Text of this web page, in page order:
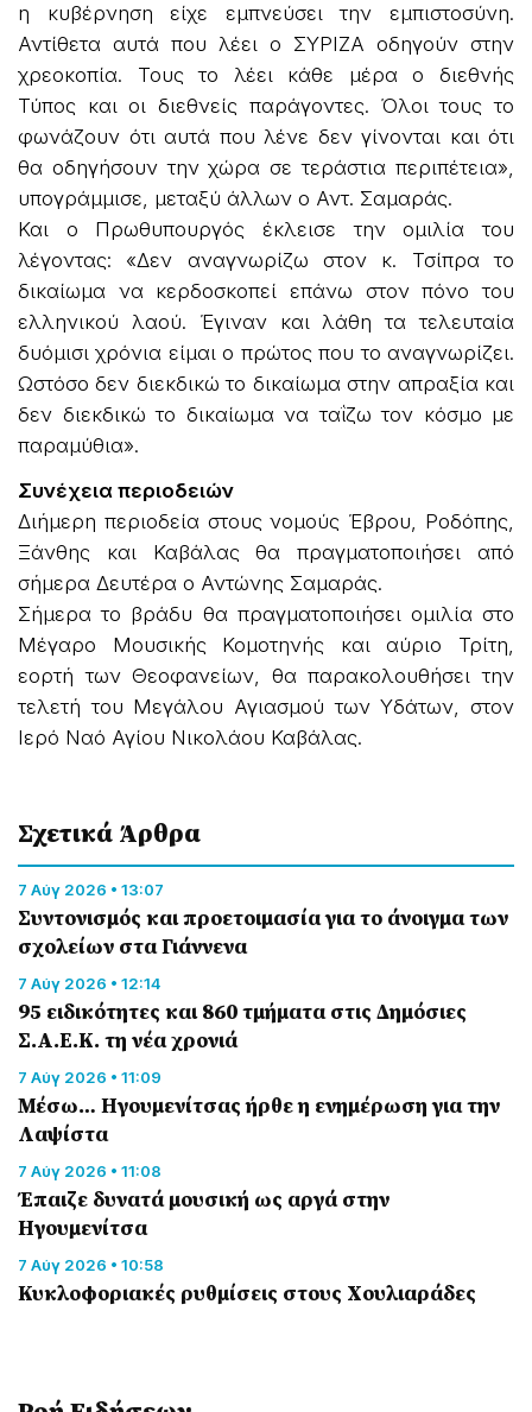
η κυβέρνηση είχε εμπνεύσει την εμπιστοσύνη.
Αντίθετα αυτά που λέει ο ΣΥΡΙΖΑ οδηγούν στην
χρεοκοπία. Τους το λέει κάθε μέρα ο διεθνής
Τύπος και οι διεθνείς παράγοντες. Όλοι τους το
φωνάζουν ότι αυτά που λένε δεν γίνονται και ότι
θα οδηγήσουν την χώρα σε τεράστια περιπέτεια»,
υπογράμμισε, μεταξύ άλλων ο Αντ. Σαμαράς.
Και ο Πρωθυπουργός έκλεισε την ομιλία του
λέγοντας: «Δεν αναγνωρίζω στον κ. Τσίπρα το
δικαίωμα να κερδοσκοπεί επάνω στον πόνο του
ελληνικού λαού. Έγιναν και λάθη τα τελευταία
δυόμισι χρόνια είμαι ο πρώτος που το αναγνωρίζει.
Ωστόσο δεν διεκδικώ το δικαίωμα στην απραξία και
δεν διεκδικώ το δικαίωμα να ταΐζω τον κόσμο με
παραμύθια».
Συνέχεια περιοδειών
Διήμερη περιοδεία στους νομούς Έβρου, Ροδόπης,
Ξάνθης και Καβάλας θα πραγματοποιήσει από
σήμερα Δευτέρα ο Αντώνης Σαμαράς.
Σήμερα το βράδυ θα πραγματοποιήσει ομιλία στο
Μέγαρο Μουσικής Κομοτηνής και αύριο Τρίτη,
εορτή των Θεοφανείων, θα παρακολουθήσει την
τελετή του Μεγάλου Αγιασμού των Υδάτων, στον
Ιερό Ναό Αγίου Νικολάου Καβάλας.
Σχετικά Άρθρα
7 Αύγ 2026 • 13:07
Συντονισμός και προετοιμασία για το άνοιγμα των
σχολείων στα Γιάννενα
7 Αύγ 2026 • 12:14
95 ειδικότητες και 860 τμήματα στις Δημόσιες
Σ.Α.Ε.Κ. τη νέα χρονιά
7 Αύγ 2026 • 11:09
Μέσω… Ηγουμενίτσας ήρθε η ενημέρωση για την
Λαψίστα
7 Αύγ 2026 • 11:08
Έπαιζε δυνατά μουσική ως αργά στην
Ηγουμενίτσα
7 Αύγ 2026 • 10:58
Κυκλοφοριακές ρυθμίσεις στους Χουλιαράδες